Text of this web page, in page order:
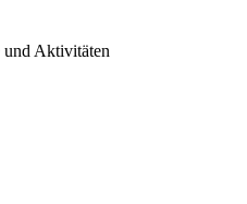
und Aktivitäten